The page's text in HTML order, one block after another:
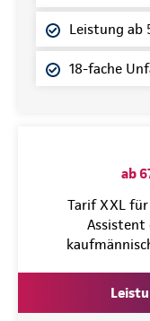
Leistung ab
18-fache
ab
Tarif XXL
Assistent